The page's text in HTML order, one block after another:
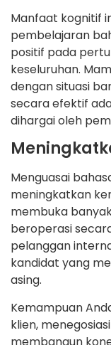
Manfaat kognitif
pembelajaran
positif pada
keseluruhan.
dengan situasi
secara efektif
dihargai oleh
Menguasai
meningkatkan
membuka
beroperasi
pelanggan
kandidat yang
asing.
Kemampuan
klien,
membangun